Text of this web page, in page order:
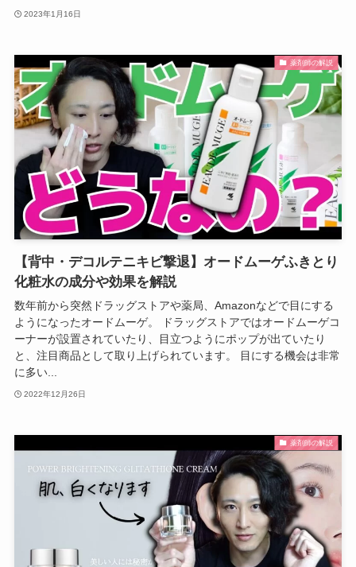
2023年1月16日
薬剤師の解説
【背中・デコルテニキビ撃退】オードムーゲふきとり
化粧水の成分や効果を解説
数年前から突然ドラッグストアや薬局、Amazonなどで目にする
ようになったオードムーゲ。 ドラッグストアではオードムーゲコ
ーナーが設置されていたり、目立つようにポップが出ていたり
と、注目商品として取り上げられています。 目にする機会は非常
に多い...
2022年12月26日
薬剤師の解説